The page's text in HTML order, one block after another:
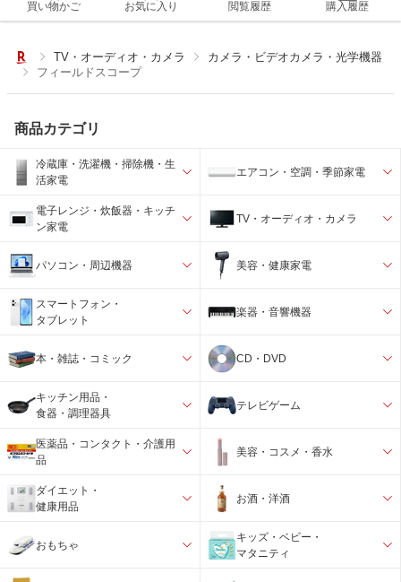
買い物かご お気に入り 閲覧履歴 購入履歴
TV・オーディオ・カメラ
カメラ・ビデオカメラ・光学機器
フィールドスコープ
商品カテゴリ
冷蔵庫・洗濯機・掃除機・生
活家電
エアコン・空調・季節家電
電子レンジ・炊飯器・キッチ
ン家電
TV・オーディオ・カメラ
パソコン・周辺機器 美容・健康家電
スマートフォン・
タブレット
楽器・音響機器
本・雑誌・コミック CD・DVD
キッチン用品・
食器・調理器具
テレビゲーム
医薬品・コンタクト・介護用
品
美容・コスメ・香水
ダイエット・
健康用品
お酒・洋酒
おもちゃ
キッズ・ベビー・
マタニティ